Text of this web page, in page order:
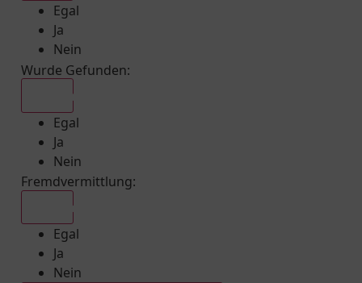
Egal
Ja
Nein
Wurde Gefunden:
Egal
Ja
Nein
Fremdvermittlung:
Egal
Ja
Nein